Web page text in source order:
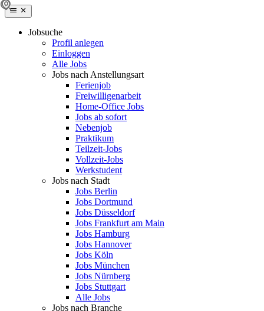
Jobsuche
Profil anlegen
Einloggen
Alle Jobs
Jobs nach Anstellungsart
Ferienjob
Freiwilligenarbeit
Home-Office Jobs
Jobs ab sofort
Nebenjob
Praktikum
Teilzeit-Jobs
Vollzeit-Jobs
Werkstudent
Jobs nach Stadt
Jobs Berlin
Jobs Dortmund
Jobs Düsseldorf
Jobs Frankfurt am Main
Jobs Hamburg
Jobs Hannover
Jobs Köln
Jobs München
Jobs Nürnberg
Jobs Stuttgart
Alle Jobs
Jobs nach Branche